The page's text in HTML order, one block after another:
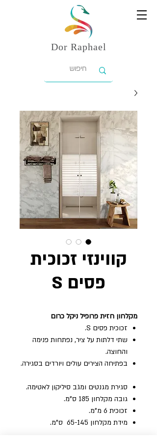
Dor Raphael
קווינזי זכוכית
פסים S
מקלחון‭ ‬חזית‭ ‬פרופיל‭ ‬ניקל‭ ‬כרום
זכוכית פסים S.
שתי דלתות על ציר, נפתחות פנימה
והחוצה‭. ‬
בפתיחה‭ ‬הצירים‭ ‬עולים‭ ‬ויורדים‭ ‬בסגירה‭.
סגירת‭ ‬מגנטים‭ ‬ומגב‭ ‬סיליקון‭ ‬לאטימה‭.‬
גובה‭ ‬מקלחון‭ ‬185‭ ‬ס"מ‭. ‬
זכוכית‭ ‬6‭ ‬מ"מ‭. ‬
מידת‭ ‬מקלחון ‭ ‬65-145 ‬ס"מ‭.‬